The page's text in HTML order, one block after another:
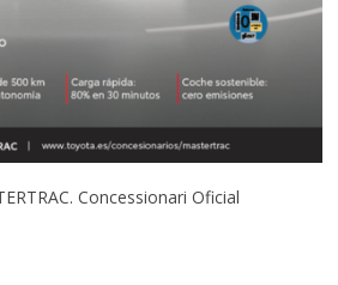
Concessionari Oficial